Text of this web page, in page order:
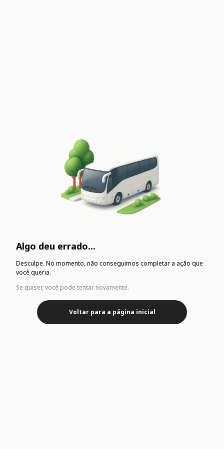
Algo deu errado...
Desculpe. No momento, não conseguimos completar a ação que
você queria.
Se quiser, você pode tentar novamente.
Voltar para a página inicial